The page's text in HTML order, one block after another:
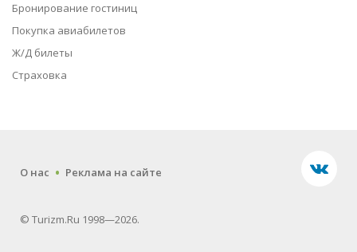
Бронирование гостиниц
Покупка авиабилетов
Ж/Д билеты
Страховка
О нас . Реклама на сайте
© Turizm.Ru 1998—2026.